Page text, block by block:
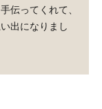
伝ってくれて、
出になりまし